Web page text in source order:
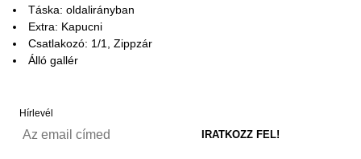
Táska: oldalirányban
Extra: Kapucni
Csatlakozó: 1/1, Zippzár
Álló gallér
Hírlevél